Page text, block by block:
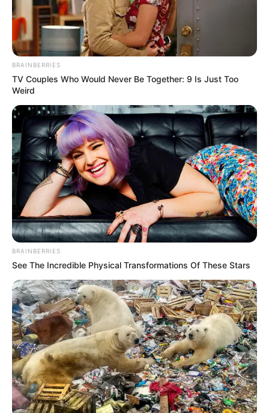
BRAINBERRIES
TV Couples Who Would Never Be Together: 9 Is Just Too
Weird
BRAINBERRIES
See The Incredible Physical Transformations Of These Stars